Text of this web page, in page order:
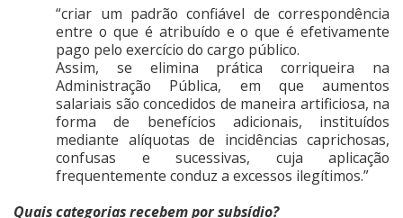
“criar um padrão confiável de correspondência
entre o que é atribuído e o que é efetivamente
pago pelo exercício do cargo público.
Assim, se elimina prática corriqueira na
Administração Pública, em que aumentos
salariais são concedidos de maneira artificiosa, na
forma de benefícios adicionais, instituídos
mediante alíquotas de incidências caprichosas,
confusas e sucessivas, cuja aplicação
frequentemente conduz a excessos ilegítimos.”
Quais categorias recebem por subsídio?